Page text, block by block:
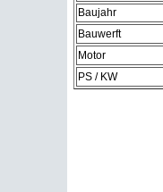
Baujahr
Bauwerft
Motor
PS / KW